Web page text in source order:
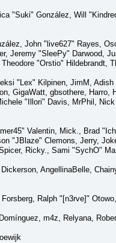
"Suki" González, Will
John "live627" Rayes,
Jeremy "SleePy" Darwood,
"Orstio" Hildebrandt,
"Lex" Kilpinen, JimM,
GigaWatt, gbsothere,
"Illori" Davis, MrPhil,
Valentin, Mick., Brad
"JBlaze" Clemons, Jerry,
Ricky., Sami "SychO"
AngellinaBelle,
Ralph "[n3rve]"
m4z, Relyana,